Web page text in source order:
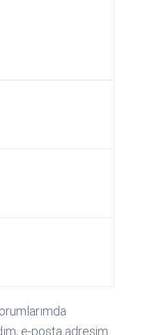
e-posta adresim